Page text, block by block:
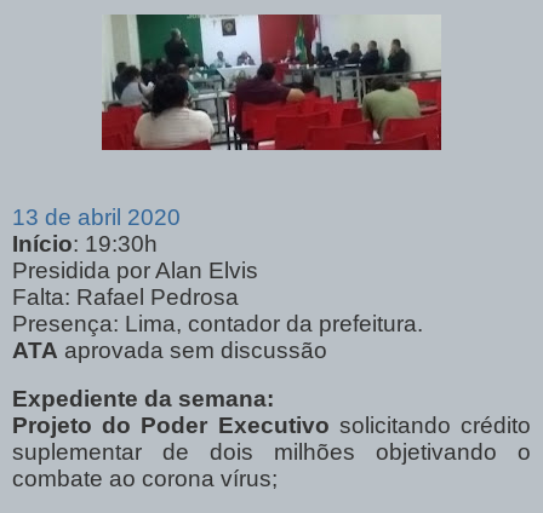
13 de abril 2020
Início: 19:30h
Presidida por Alan Elvis
Falta: Rafael Pedrosa
Presença: Lima, contador da prefeitura.
ATA aprovada sem discussão
Expediente da semana:
Projeto do Poder Executivo solicitando crédito
suplementar de dois milhões objetivando o
combate ao corona vírus;